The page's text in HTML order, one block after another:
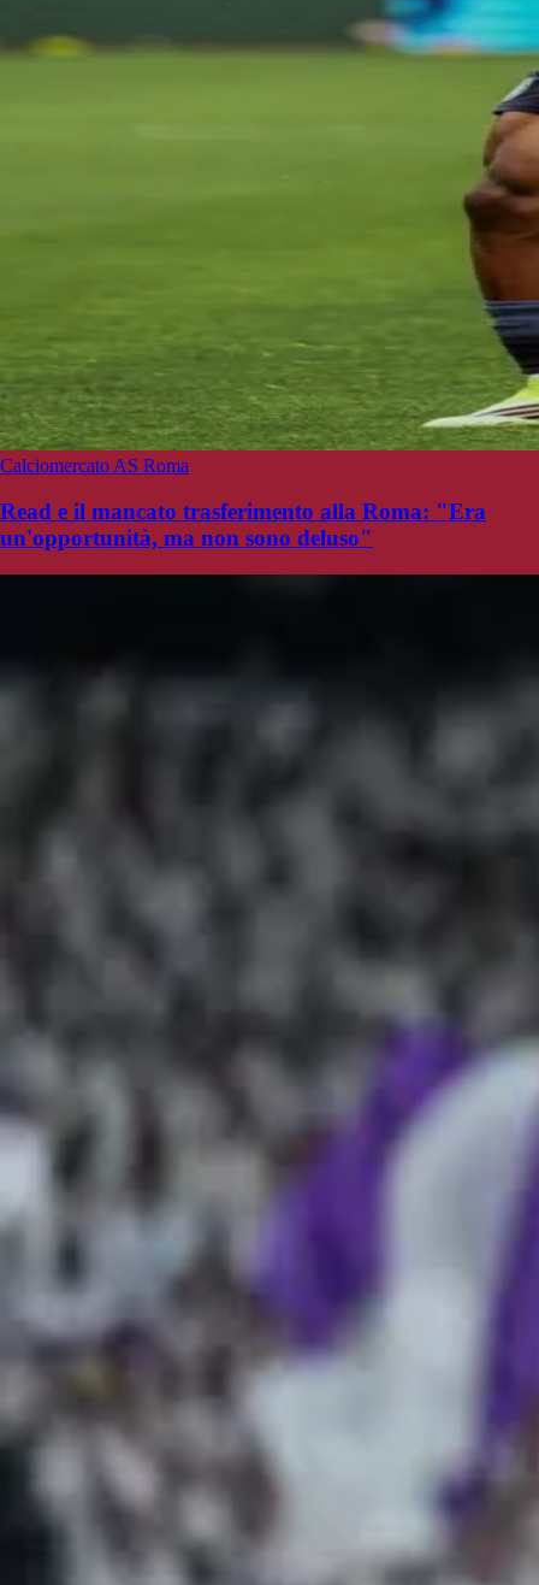
Calciomercato AS Roma
Read e il mancato trasferimento alla Roma: "Era
un'opportunità, ma non sono deluso"